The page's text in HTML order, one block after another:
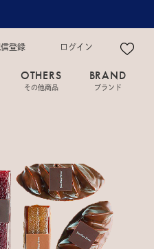
登録 ログイン
OTHERS
その他商品
BRAND
ブランド